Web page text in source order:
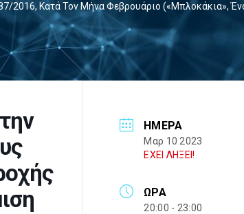
2016, Κατά Τον Μήνα Φεβρουάριο («μπλοκάκια»,
ΗΜΈΡΑ
Μαρ 10 2023
ΕΧΕΙ ΛΗΞΕΙ!
ΏΡΑ
20:00 - 23:00